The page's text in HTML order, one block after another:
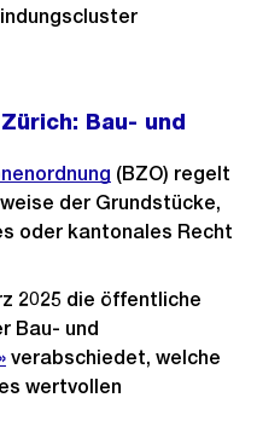
Bau- und
(BZO) regelt
der Grundstücke,
oder kantonales Recht
2025 die öffentliche
Bau- und
verabschiedet, welche
wertvollen